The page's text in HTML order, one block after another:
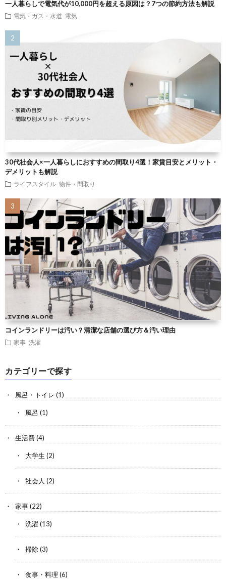
一人暮らしで電気代が10,000円を超える原因は？7つの節約方法も解説
電気・ガス・水道 電気
30代社会人×一人暮らしにおすすめの間取り4選！家賃目安とメリット・
デメリットも解説
ライフスタイル 物件・間取り
コインランドリーは汚い？清潔な店舗の選び方＆汚い理由
家事 洗濯
カテゴリーで探す
風呂・トイレ (1)
風呂 (1)
生活費(4)
大学生 (2)
社会人 (2)
家事(22)
洗濯 (13)
掃除(3)
食事・料理 (6)